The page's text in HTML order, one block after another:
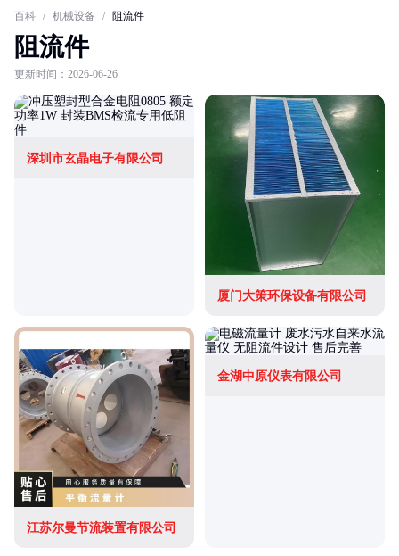
百科 / 机械设备 / 阻流件
阻流件
更新时间：2026-06-26
深圳市玄晶电子有限公司
厦门大策环保设备有限公司
江苏尔曼节流装置有限公司
金湖中原仪表有限公司